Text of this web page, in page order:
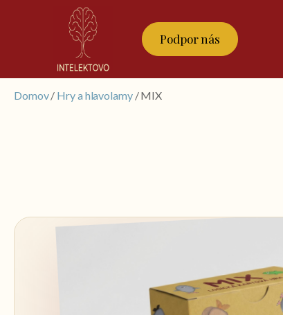
Podpor nás
Domov/ Hry a hlavolamy/ MIX